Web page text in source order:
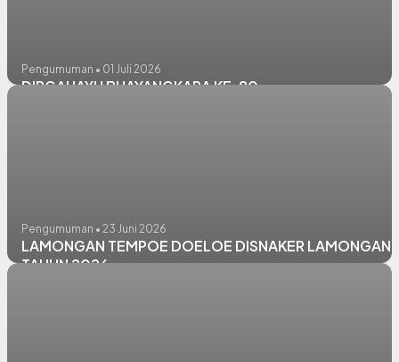
Pengumuman • 01 Juli 2026
DIRGAHAYU BHAYANGKARA KE-80
Pengumuman • 23 Juni 2026
LAMONGAN TEMPOE DOELOE DISNAKER LAMONGAN
TAHUN 2026